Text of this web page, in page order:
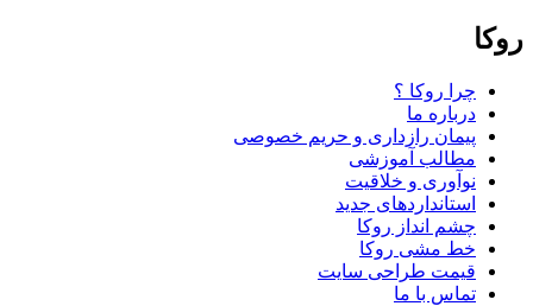
روکا
چرا روکا ؟
درباره ما
پیمان رازداری و حریم خصوصی
مطالب آموزشی
نوآوری و خلاقیت
استانداردهای جدید
چشم انداز روکا
خط مشی روکا
قیمت طراحی سایت
تماس با ما